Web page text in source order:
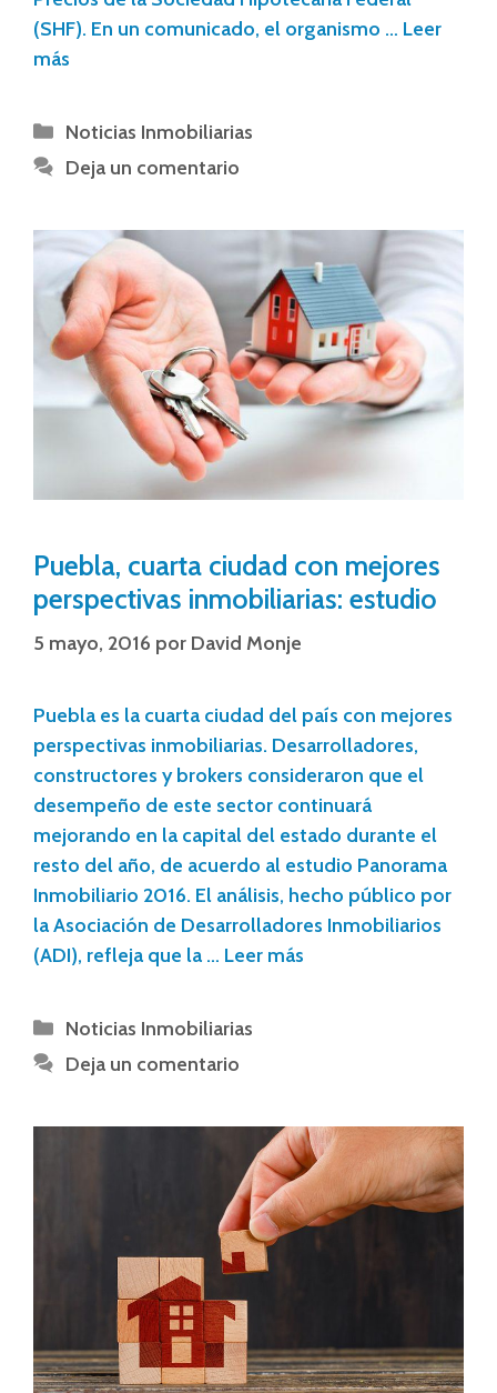
(SHF). En un comunicado, el organismo … Leer
más
Noticias Inmobiliarias
Deja un comentario
Puebla, cuarta ciudad con mejores
perspectivas inmobiliarias: estudio
5 mayo, 2016 por David Monje
Puebla es la cuarta ciudad del país con mejores
perspectivas inmobiliarias. Desarrolladores,
constructores y brokers consideraron que el
desempeño de este sector continuará
mejorando en la capital del estado durante el
resto del año, de acuerdo al estudio Panorama
Inmobiliario 2016. El análisis, hecho público por
la Asociación de Desarrolladores Inmobiliarios
(ADI), refleja que la … Leer más
Noticias Inmobiliarias
Deja un comentario